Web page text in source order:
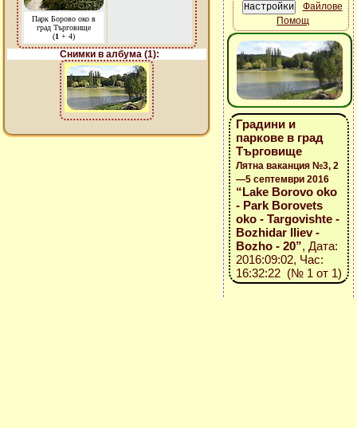
Парк Борово око в
град Търговище
(1 + 4)
Снимки в албума (1):
Файлове
Помощ
Градини и
паркове в град
Търговище
Лятна ваканция №3, 2
—5 септември 2016
“Lake Borovo oko
- Park Borovets
oko - Targovishte -
Bozhidar Iliev -
Bozho - 20”, Дата:
2016:09:02, Час:
16:32:22 (№ 1 от 1)